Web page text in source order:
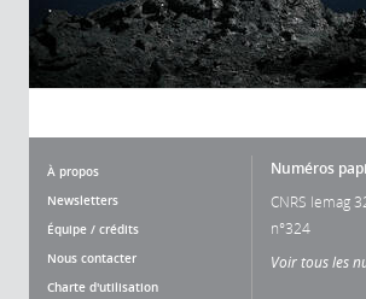
À propos
Newsletters
Équipe / crédits
Nous contacter
Charte d'utilisation
Numéros
CNRS lemag
n°324
Voir tous les